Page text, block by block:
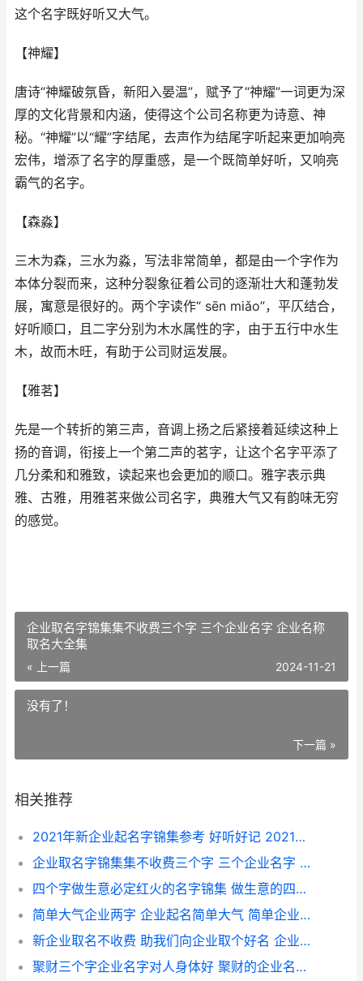
这个名字既好听又大气。
【神耀】
唐诗“神耀破氛昏，新阳入晏温”，赋予了“神耀”一词更为深
厚的文化背景和内涵，使得这个公司名称更为诗意、神
秘。“神耀”以“耀”字结尾，去声作为结尾字听起来更加响亮
宏伟，增添了名字的厚重感，是一个既简单好听，又响亮
霸气的名字。
【森淼】
三木为森，三水为淼，写法非常简单，都是由一个字作为
本体分裂而来，这种分裂象征着公司的逐渐壮大和蓬勃发
展，寓意是很好的。两个字读作“ sēn miǎo”，平仄结合，
好听顺口，且二字分别为木水属性的字，由于五行中水生
木，故而木旺，有助于公司财运发展。
【雅茗】
先是一个转折的第三声，音调上扬之后紧接着延续这种上
扬的音调，衔接上一个第二声的茗字，让这个名字平添了
几分柔和和雅致，读起来也会更加的顺口。雅字表示典
雅、古雅，用雅茗来做公司名字，典雅大气又有韵味无穷
的感觉。
企业取名字锦集集不收费三个字 三个企业名字 企业名称
取名大全集
« 上一篇 2024-11-21
没有了！
下一篇 »
相关推荐
2021年新企业起名字锦集参考 好听好记 2021年新增企业
企业取名字锦集集不收费三个字 三个企业名字 企业名称取名大全集
四个字做生意必定红火的名字锦集 做生意的四字真言
简单大气企业两字 企业起名简单大气 简单企业名称大全
新企业取名不收费 助我们向企业取个好名 企业名称不重名
聚财三个字企业名字对人身体好 聚财的企业名字 聚财三个字企业名字大全